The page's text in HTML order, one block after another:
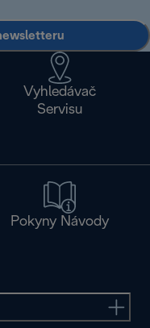
Vyhledávač
Servisu
Pokyny Návody